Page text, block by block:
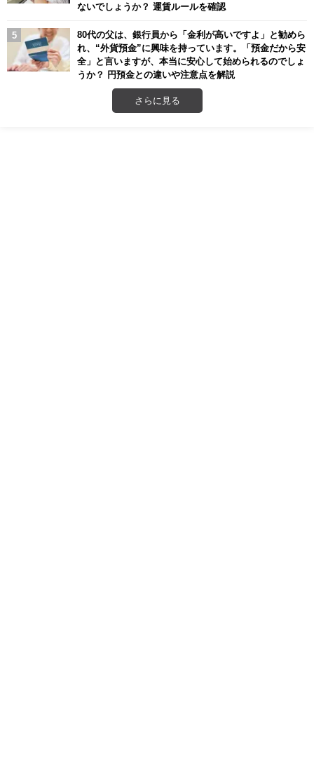
ないでしょうか？ 運賃ルールを確認
80代の父は、銀行員から「金利が高いですよ」と勧めら
れ、“外貨預金”に興味を持っています。「預金だから安
全」と言いますが、本当に安心して始められるのでしょ
うか？ 円預金との違いや注意点を解説
さらに見る